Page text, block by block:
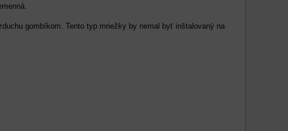
gombíkom. Tento typ mriežky by nemal byť inštalovaný na